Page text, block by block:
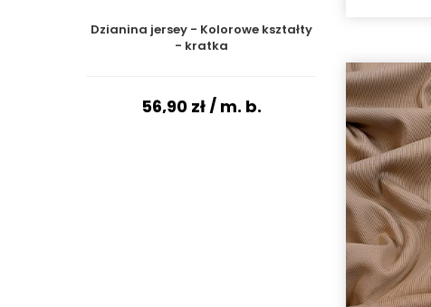
Dzianina jersey - Kolorowe kształty
- kratka
56,90 zł/ m. b.